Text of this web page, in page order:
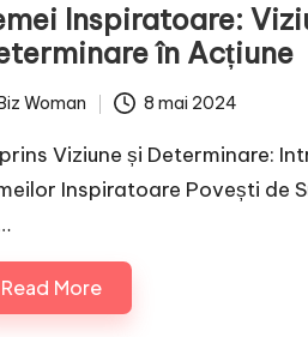
Inspiratoare:
în Acțiune
Woman 8 mai 2024
Viziune și Determinare:
Inspiratoare Povești de
Read More